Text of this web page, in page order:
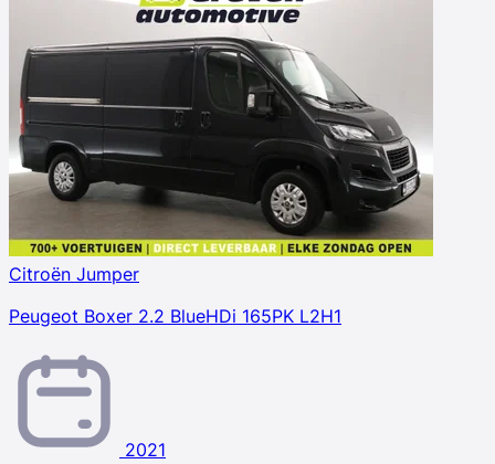
Citroën Jumper
Peugeot Boxer 2.2 BlueHDi 165PK L2H1
2021